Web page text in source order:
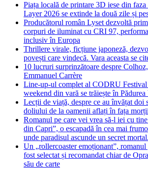
Piața locală de printare 3D iese din
Layer 2026 se extinde la două zile și
Producătorul român Lyset dezvoltă
corpuri de iluminat cu CRI 97,
inclusiv în Europa
Thrillere virale, ficțiune japoneză,
povești care vindecă. Vara aceasta se
10 lucruri surprinzătoare despre
Emmanuel Carrère
Line-up-ul complet al CODRU
weekend din vară se trăiește în
Lecții de viață, despre ce au învățat doi
doliului de la oamenii aflați în fața morții
Romanul pe care vei vrea să-l iei cu
din Capri”, o escapadă în cea mai
unde paradisul ascunde un secret mortal.
Un „rollercoaster emoționant”, romanul
fost selectat și recomandat chiar de
său de carte